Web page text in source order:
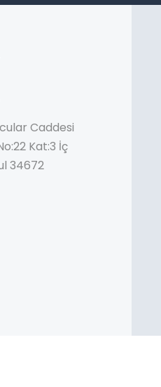
Caddesi
Kat:3 İç
34672